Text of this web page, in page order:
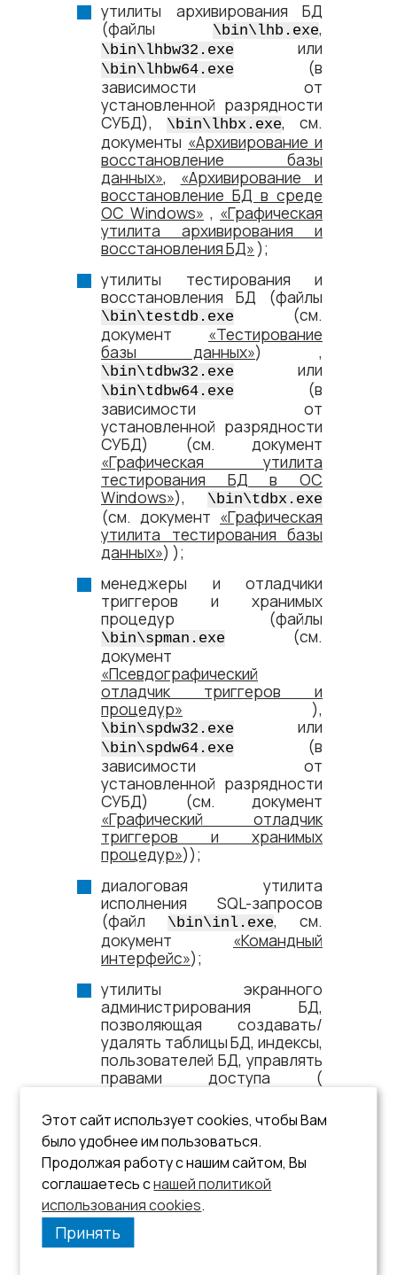
утилиты архивирования БД
(файлы
\bin\lhb.exe,
\bin\lhbw32.exe или
\bin\lhbw64.exe
(в
зависимости от
установленной разрядности
СУБД),
\bin\lhbx.exe, см.
документы «Архивирование и
восстановление базы
данных», «Архивирование и
восстановление БД в среде
ОС Windows» , «Графическая
утилита архивирования и
восстановления БД» );
утилиты тестирования и
восстановления БД (файлы
\bin\testdb.exe
(см.
документ «Тестирование
базы данных») ,
\bin\tdbw32.exe или
\bin\tdbw64.exe
(в
зависимости от
установленной разрядности
СУБД) (см. документ
«Графическая утилита
тестирования БД в ОС
Windows»), \bin\tdbx.exe
(см. документ «Графическая
утилита тестирования базы
данных») );
менеджеры и отладчики
триггеров и хранимых
процедур (файлы
\bin\spman.exe
(см.
документ
«Псевдографический
отладчик триггеров и
процедур» ),
\bin\spdw32.exe или
\bin\spdw64.exe
(в
зависимости от
установленной разрядности
СУБД) (см. документ
«Графический отладчик
триггеров и хранимых
процедур»));
диалоговая утилита
исполнения SQL-запросов
(файл
\bin\inl.exe, см.
документ «Командный
интерфейс»);
утилиты экранного
администрирования БД,
позволяющая создавать/
удалять таблицы БД, индексы,
пользователей БД, управлять
правами доступа (
документ «Рабочий стол
СУБД ЛИНТЕР в среде ОС
Windows»,
\bin\lindeskx.exe,см.
документ«Рабочий стол
СУБД ЛИНТЕР»
Этот сайт использует cookies, чтобы Вам
было удобнее им пользоваться.
Продолжая работу с нашим сайтом, Вы
соглашаетесь снашей политикой
использования cookies.
Принять